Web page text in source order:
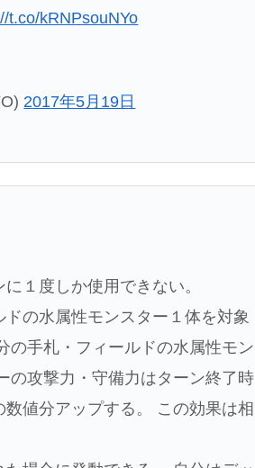
t.co/kRNPsouNYo
2017年5月19日
１度しか使用できない。
の水属性モンスター１体を対象
の手札・フィールドの水属性モン
の攻撃力・守備力はターン終了時
値分アップする。 この効果は相